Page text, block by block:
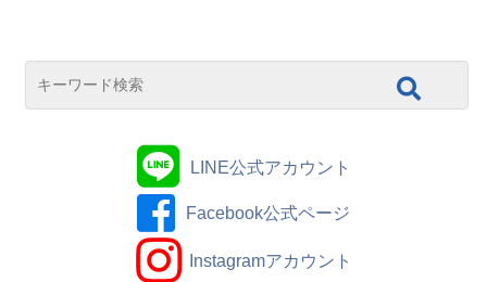
LINE公式アカウント
Facebook公式ページ
Instagramアカウント